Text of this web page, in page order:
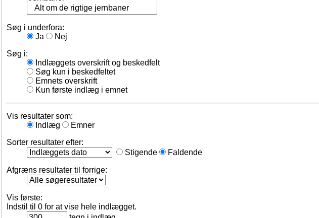
Søg i underfora:
Ja
Nej
Søg i:
Indlæggets overskrift og beskedfelt
Søg kun i beskedfeltet
Emnets overskrift
Kun første indlæg i emnet
Vis resultater som:
Indlæg
Emner
Sorter resultater efter:
Stigende
Faldende
Afgræns resultater til forrige:
Vis første:
Indstil til 0 for at vise hele indlægget.